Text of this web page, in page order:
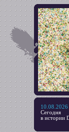
10.08.2026
Сегодня
в истории